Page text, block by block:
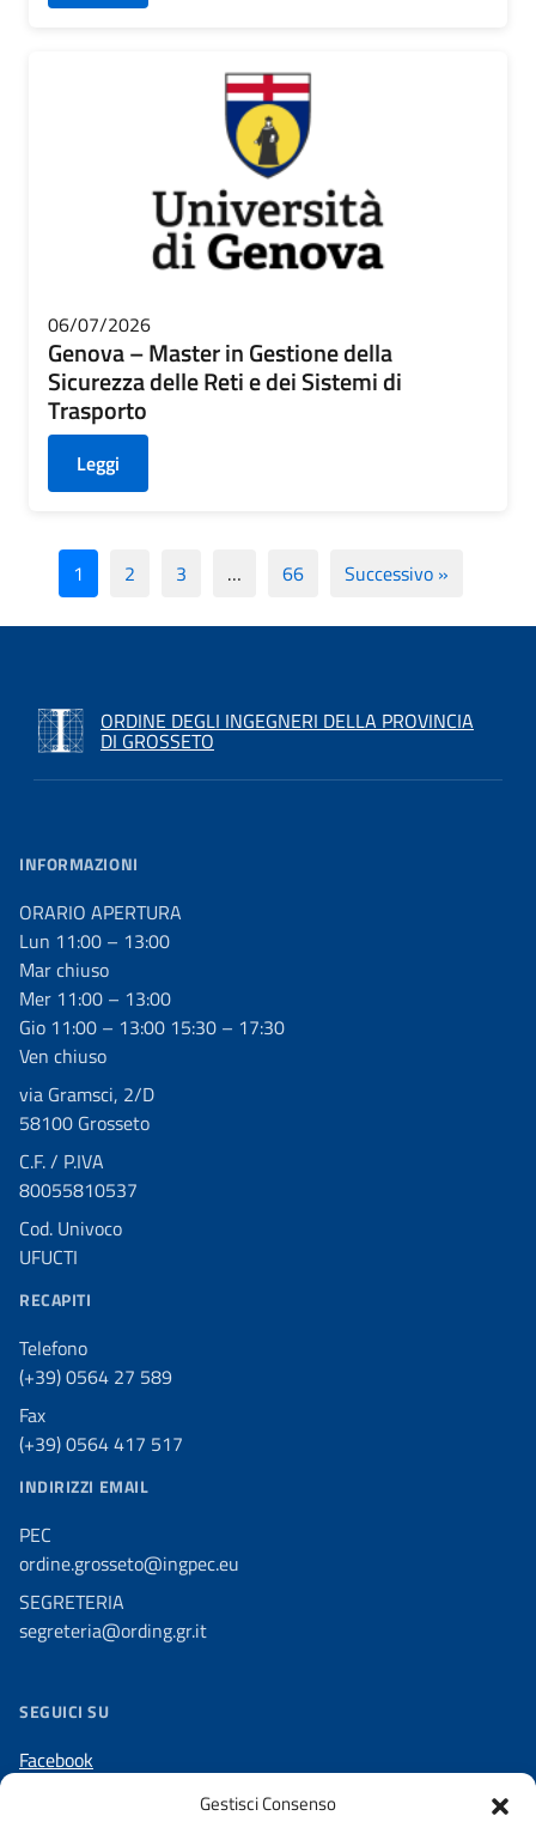
Gestisci Consenso
06/07/2026
Genova – Master in Gestione della
Sicurezza delle Reti e dei Sistemi di
Trasporto
Leggi
1 2 3 … 66 Successivo »
ORDINE DEGLI INGEGNERI DELLA PROVINCIA
DI GROSSETO
INFORMAZIONI
ORARIO APERTURA
Lun 11:00 – 13:00
Mar chiuso
Mer 11:00 – 13:00
Gio 11:00 – 13:00 15:30 – 17:30
Ven chiuso
via Gramsci, 2/D
58100 Grosseto
C.F. / P.IVA
80055810537
Cod. Univoco
UFUCTI
RECAPITI
Telefono
(+39) 0564 27 589
Fax
(+39) 0564 417 517
INDIRIZZI EMAIL
PEC
ordine.grosseto@ingpec.eu
SEGRETERIA
segreteria@ording.gr.it
SEGUICI SU
Facebook